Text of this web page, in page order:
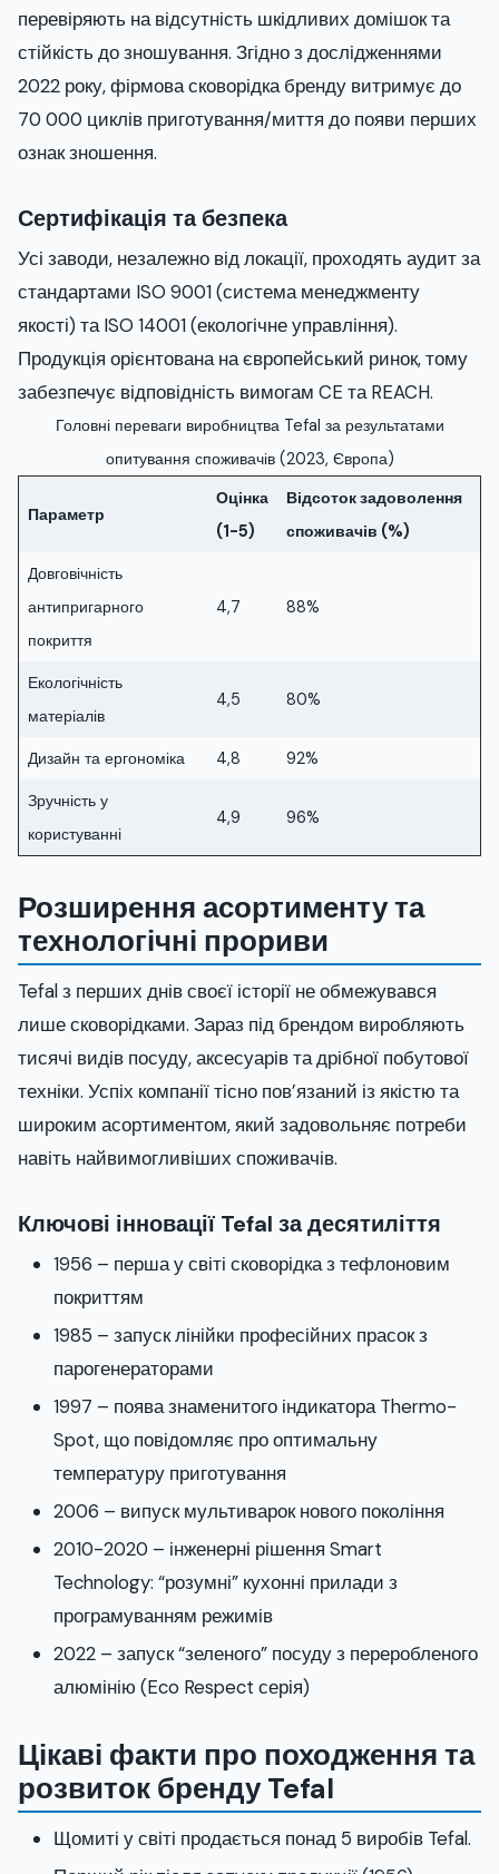
перевіряють на відсутність шкідливих домішок та
стійкість до зношування. Згідно з дослідженнями
2022 року, фірмова сковорідка бренду витримує до
70 000 циклів приготування/миття до появи перших
ознак зношення.
Сертифікація та безпека
Усі заводи, незалежно від локації, проходять аудит за
стандартами ISO 9001 (система менеджменту
якості) та ISO 14001 (екологічне управління).
Продукція орієнтована на європейський ринок, тому
забезпечує відповідність вимогам CE та REACH.
Головні переваги виробництва Tefal за результатами
опитування споживачів (2023, Європа)
Параметр
Оцінка
(1-5)
Відсоток задоволення
споживачів (%)
Довговічність
антипригарного
покриття
4,7 88%
Екологічність
матеріалів
4,5 80%
Дизайн та ергономіка 4,8 92%
Зручність у
користуванні
4,9 96%
Розширення асортименту та
технологічні прориви
Tefal з перших днів своєї історії не обмежувався
лише сковорідками. Зараз під брендом виробляють
тисячі видів посуду, аксесуарів та дрібної побутової
техніки. Успіх компанії тісно пов’язаний із якістю та
широким асортиментом, який задовольняє потреби
навіть найвимогливіших споживачів.
Ключові інновації Tefal за десятиліття
1956 – перша у світі сковорідка з тефлоновим
покриттям
1985 – запуск лінійки професійних прасок з
парогенераторами
1997 – поява знаменитого індикатора Thermo-
Spot, що повідомляє про оптимальну
температуру приготування
2006 – випуск мультиварок нового покоління
2010-2020 – інженерні рішення Smart
Technology: “розумні” кухонні прилади з
програмуванням режимів
2022 – запуск “зеленого” посуду з переробленого
алюмінію (Eco Respect серія)
Цікаві факти про походження та
розвиток бренду Tefal
Щомиті у світі продається понад 5 виробів Tefal.